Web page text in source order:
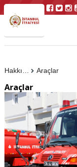
Araçlar
Araçlar